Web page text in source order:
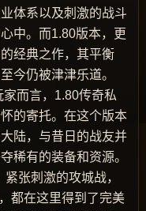
体系以及刺激的战斗
中。而1.80版本，更
经典之作，其平衡
今仍被津津乐道。
而言，1.80传奇私
的寄托。在这个版本
陆，与昔日的战友并
稀有的装备和资源。
张刺激的攻城战，
都在这里得到了完美